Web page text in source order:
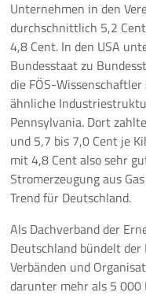
Unternehmen in den
durchschnittlich 5,2
4,8 Cent. In den USA
Bundesstaat zu
die FÖS-
ähnliche
Pennsylvania. Dort
und 5,7 bis 7,0 Cent je
mit 4,8 Cent also sehr
Stromerzeugung aus
Trend für Deutschland.
Als Dachverband der
Deutschland bündelt
Verbänden und
darunter mehr als 5